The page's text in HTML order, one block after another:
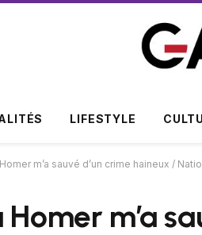
LIFESTYLE
m’a sauvé d’un crime haineux /
Homer m’a